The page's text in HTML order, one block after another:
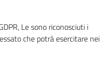
Le sono riconosciuti i
che potrà esercitare nei